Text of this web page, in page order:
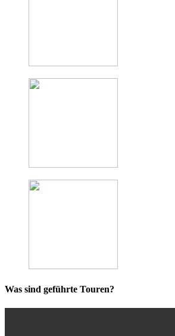
Was sind geführte Touren?